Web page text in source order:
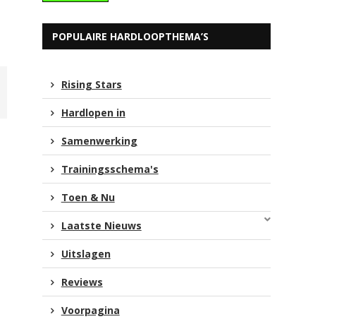
POPULAIRE HARDLOOPTHEMA’S
Rising Stars
Hardlopen in
Samenwerking
Trainingsschema's
Toen & Nu
Laatste Nieuws
Uitslagen
Reviews
Voorpagina